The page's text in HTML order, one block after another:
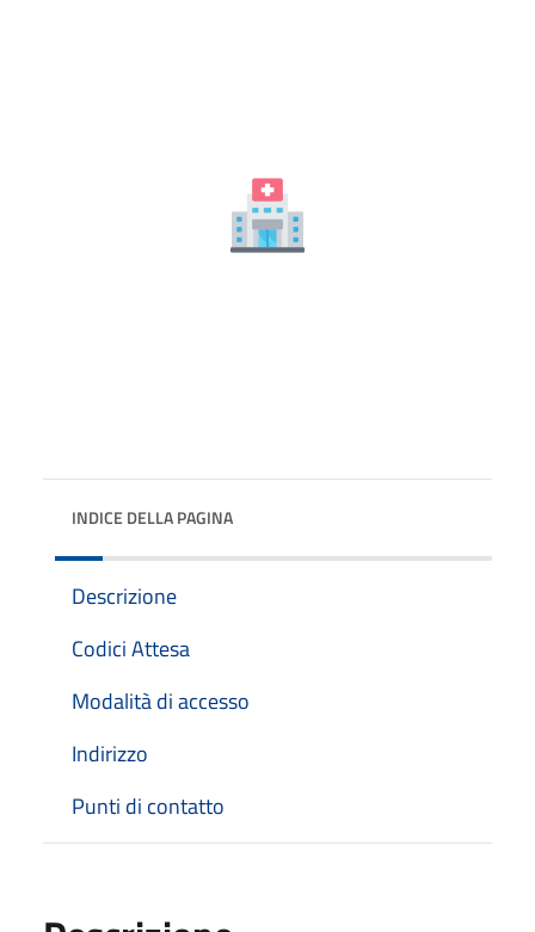
INDICE DELLA PAGINA
Descrizione
Codici Attesa
Modalità di accesso
Indirizzo
Punti di contatto